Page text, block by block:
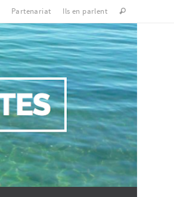
Partenariat Ils en parlent